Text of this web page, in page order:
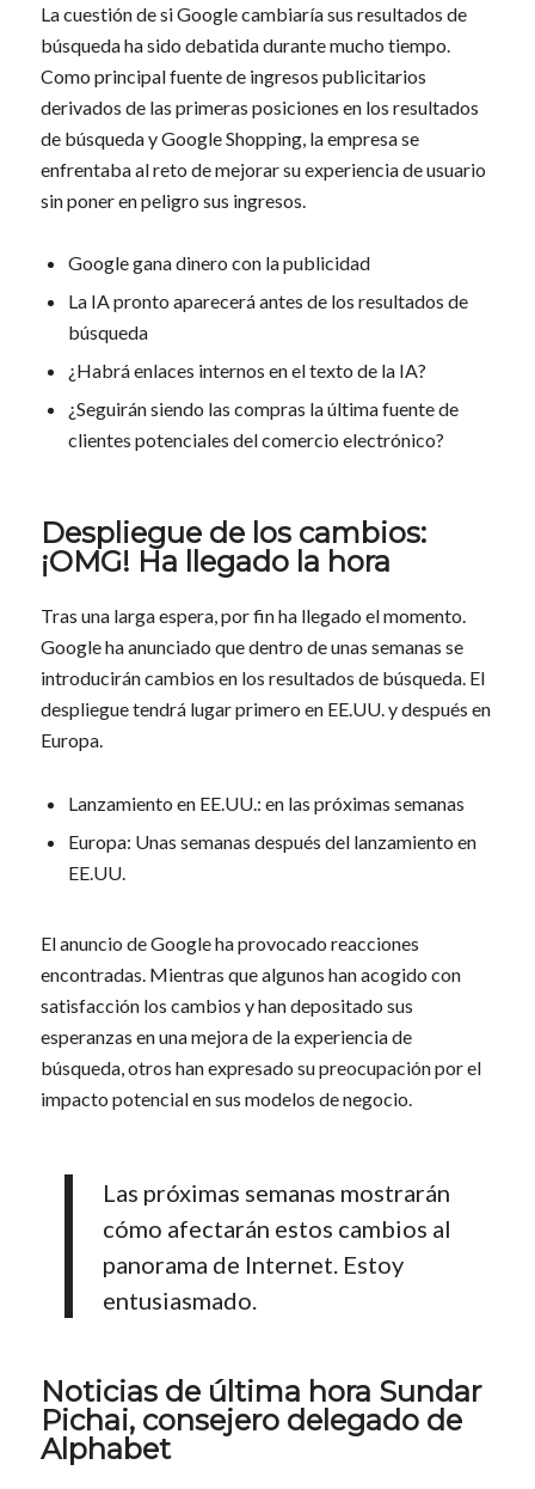
La cuestión de si Google cambiaría sus resultados de
búsqueda ha sido debatida durante mucho tiempo.
Como principal fuente de ingresos publicitarios
derivados de las primeras posiciones en los resultados
de búsqueda y Google Shopping, la empresa se
enfrentaba al reto de mejorar su experiencia de usuario
sin poner en peligro sus ingresos.
Google gana dinero con la publicidad
La IA pronto aparecerá antes de los resultados de
búsqueda
¿Habrá enlaces internos en el texto de la IA?
¿Seguirán siendo las compras la última fuente de
clientes potenciales del comercio electrónico?
Despliegue de los cambios:
¡OMG! Ha llegado la hora
Tras una larga espera, por fin ha llegado el momento.
Google ha anunciado que dentro de unas semanas se
introducirán cambios en los resultados de búsqueda. El
despliegue tendrá lugar primero en EE.UU. y después en
Europa.
Lanzamiento en EE.UU.: en las próximas semanas
Europa: Unas semanas después del lanzamiento en
EE.UU.
El anuncio de Google ha provocado reacciones
encontradas. Mientras que algunos han acogido con
satisfacción los cambios y han depositado sus
esperanzas en una mejora de la experiencia de
búsqueda, otros han expresado su preocupación por el
impacto potencial en sus modelos de negocio.
Las próximas semanas mostrarán
cómo afectarán estos cambios al
panorama de Internet. Estoy
entusiasmado.
Noticias de última hora Sundar
Pichai, consejero delegado de
Alphabet